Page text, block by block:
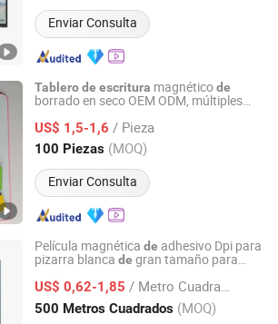
Enviar Consulta
Tablerode escritura magnéticode
borrado en seco OEM ODM, múltiples
pizarradepresentación
US$ 1,5-1,6 / Pieza
100 Piezas (MOQ)
Enviar Consulta
Co., Ltd.
Desde 2025
Película magnética de adhesivo Dpi para
pizarra blanca de gran tamaño para
US$ 0,62-1,85 / Metro Cuadrado
500 Metros Cuadrados (MOQ)
Co., Ltd.
Desde 2008